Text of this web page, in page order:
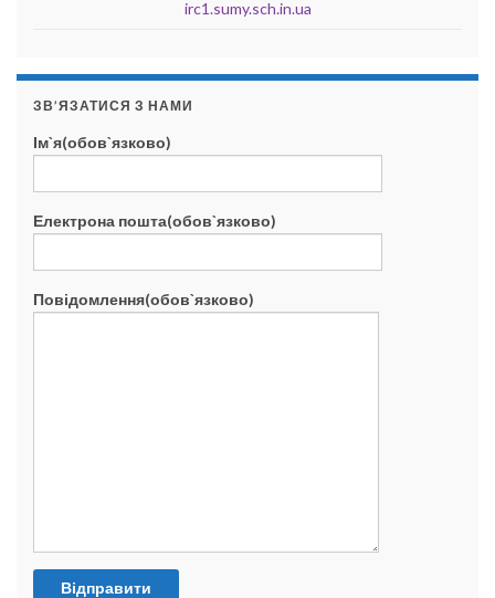
irc1.sumy.sch.in.ua
ЗВ’ЯЗАТИСЯ З НАМИ
Ім`я(обов`язково)
Електрона пошта(обов`язково)
Повідомлення(обов`язково)